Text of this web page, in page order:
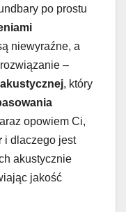
po prostu
niewyraźne, a
–
, który
opowiem Ci,
i dlaczego jest
akustycznie
jakość